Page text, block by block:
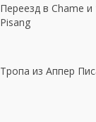
Переезд в Chame
Pisang
Тропа из Аппер